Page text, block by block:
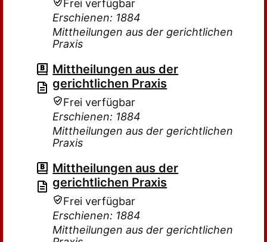
Frei verfügbar
Erschienen: 1884
Mittheilungen aus der gerichtlichen
Praxis
Mittheilungen aus der
gerichtlichen Praxis
Frei verfügbar
Erschienen: 1884
Mittheilungen aus der gerichtlichen
Praxis
Mittheilungen aus der
gerichtlichen Praxis
Frei verfügbar
Erschienen: 1884
Mittheilungen aus der gerichtlichen